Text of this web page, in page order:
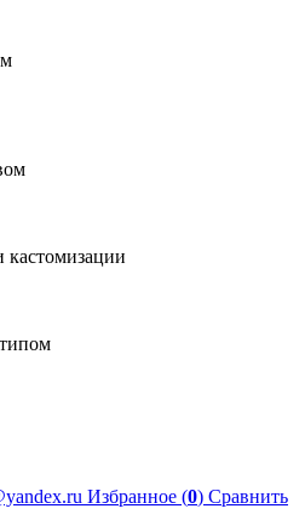
Избранное (0) Сравнить